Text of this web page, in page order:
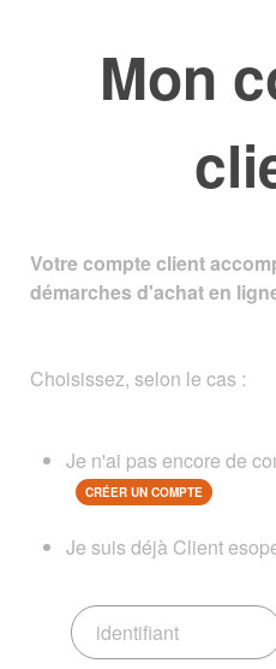
Mon
Votre compte client
démarches d'achat en
Choisissez, selon le cas :
Je n'ai pas encore de
CRÉER UN COMPTE
Je suis déjà Client